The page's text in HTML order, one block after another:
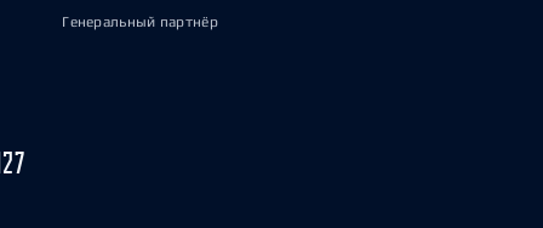
Генеральный партнёр